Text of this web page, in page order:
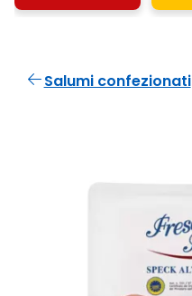
Salumi confezionati